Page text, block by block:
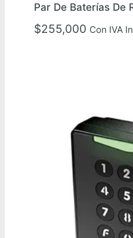
Par De Baterías De
$255,000 Con IVA